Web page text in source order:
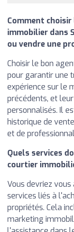
Comment
immobilier dans
ou vendre une
Choisir le bon
pour garantir une
expérience sur le
précédents, et
personnalisés. Il
historique de
et de
Quels services
courtier
Vous devriez
services liés à
propriétés. Cela
marketing